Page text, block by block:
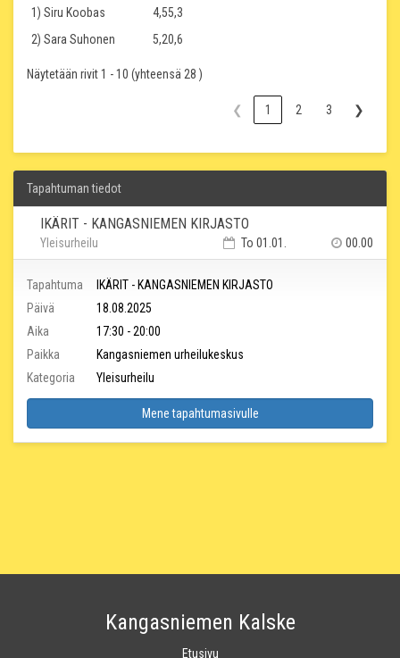
1) Siru Koobas
4,55,3
2) Sara Suhonen
5,20,6
Näytetään rivit 1 - 10 (yhteensä 28 )
❮ 1 2 3 ❯
Tapahtuman tiedot
IKÄRIT - KANGASNIEMEN KIRJASTO
Yleisurheilu 00.00
To 01.01.
Tapahtuma
IKÄRIT - KANGASNIEMEN KIRJASTO
Päivä
18.08.2025
Aika
17:30 - 20:00
Paikka
Kangasniemen urheilukeskus
Kategoria
Yleisurheilu
Mene tapahtumasivulle
Kangasniemen Kalske
Etusivu